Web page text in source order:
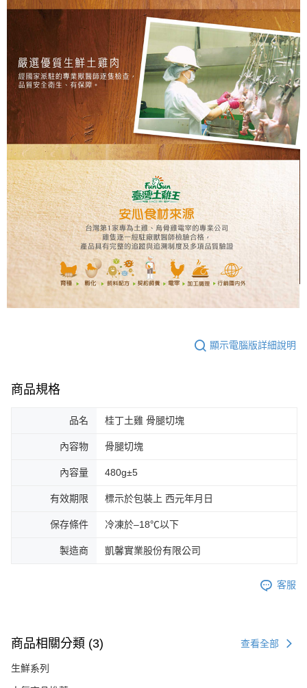
顯示電腦版詳細說明
商品規格
品名 桂丁土雞 骨腿切塊
內容物 骨腿切塊
內容量 480g±5
有效期限 標示於包裝上 西元年月日
保存條件 冷凍於–18℃以下
製造商 凱馨實業股份有限公司
客服
商品相關分類 (3) 查看全部
生鮮系列